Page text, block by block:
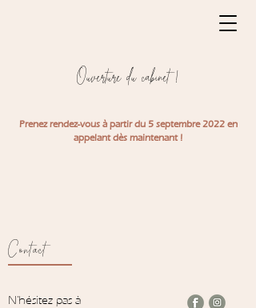
Ouverture du cabinet !
Prenez rendez-vous à partir du 5 septembre 2022 en
appelant dès maintenant !
Contact
N'hésitez pas à